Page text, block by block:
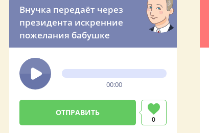
Внучка передаёт через
президента искренние
пожелания бабушке
00:00
0